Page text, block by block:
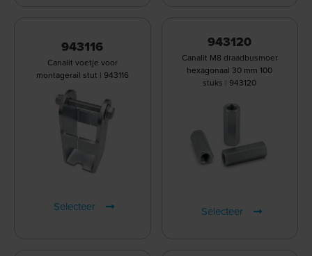
943116
Canalit voetje voor
montagerail stut | 943116
Selecteer
943120
Canalit M8 draadbusmoer
hexagonaal 30 mm 100
stuks | 943120
Selecteer